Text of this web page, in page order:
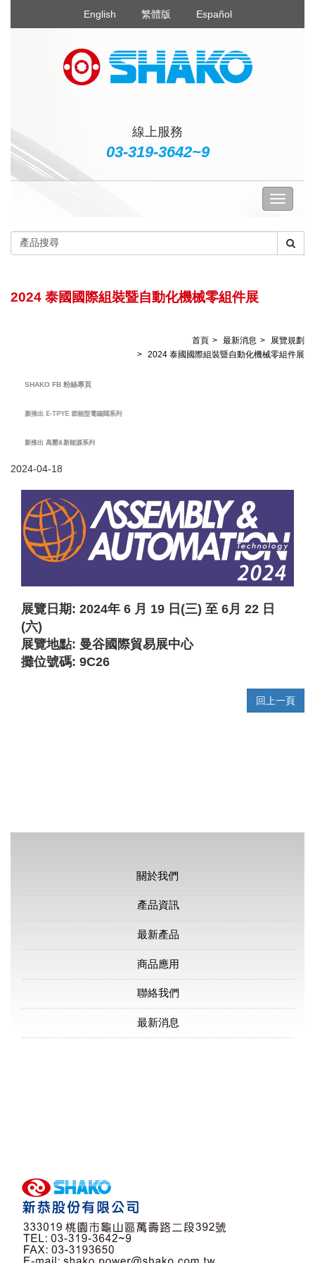
English 繁體版 Español
線上服務
03-319-3642~9
2024 泰國國際組裝暨自動化機械零組件展
首頁 最新消息
展覽規劃
2024 泰國國際組裝暨自動化機械零組件展
SHAKO FB 粉絲專頁
新推出 E-TPYE 節能型電磁閥系列
新推出 高壓&新能源系列
2024-04-18
展覽日期: 2024年 6 月 19 日(三) 至 6月 22 日
(六)
展覽地點: 曼谷國際貿易展中心
攤位號碼: 9C26
回上一頁
關於我們
產品資訊
最新產品
商品應用
聯絡我們
最新消息